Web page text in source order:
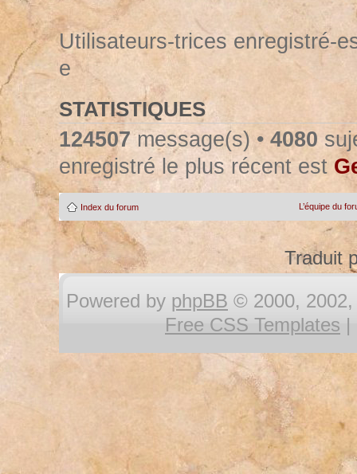
Utilisateurs-trices enregistré-
e
STATISTIQUES
124507message(s) • 4080
enregistré le plus récent est
Index du forum L’équipe du
Traduit
Powered by phpBB © 2000, 2002,
Free CSS Templates |